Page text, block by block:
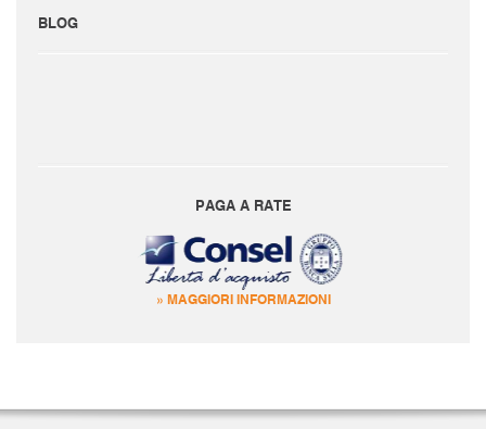
BLOG
PAGA A RATE
» MAGGIORI INFORMAZIONI